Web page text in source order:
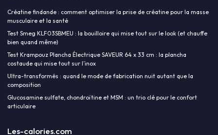
Créatine findande : comment optimiser la prise de créatine pour la masse
musculaire et la santé
Test Smeg KLF03SBMEU : la bouilloire qui mise tout sur le look (et chauffe
bien quand même)
Test Krampouz Plancha Électrique SAVEUR 64 x 33 cm : la plancha
costaude qui mise tout sur l’inox
Ultra-transformés : quand le mode de fabrication nuit autant que la
composition
Glucosamine sulfate, chondroïtine et MSM : un trio clé pour le confort
articulaire
Les-calories.com